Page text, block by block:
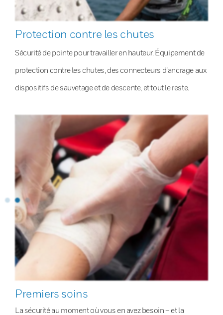
Protection contre les chutes
Sécurité de pointe pour travailler en hauteur. Équipement de
protection contre les chutes, des connecteurs d’ancrage aux
dispositifs de sauvetage et de descente, et tout le reste.
Premiers soins
La sécurité au moment où vous en avez besoin – et la